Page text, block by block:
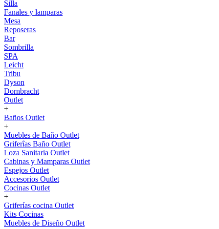
Silla
Fanales y lamparas
Mesa
Reposeras
Bar
Sombrilla
SPA
Leicht
Tribu
Dyson
Dornbracht
Outlet
+
Baños Outlet
+
Muebles de Baño Outlet
Griferîas Baño Outlet
Loza Sanitaria Outlet
Cabinas y Mamparas Outlet
Espejos Outlet
Accesorios Outlet
Cocinas Outlet
+
Griferías cocina Outlet
Kits Cocinas
Muebles de Diseño Outlet